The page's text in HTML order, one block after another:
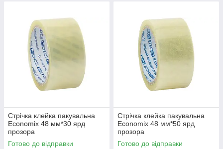
Стрічка клейка пакувальна
Economix 48 мм*30 ярд
прозора
Готово до відправки
Стрічка клейка пакувальна
Economix 48 мм*50 ярд
прозора
Готово до відправки